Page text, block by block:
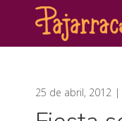
25 de abril, 2012